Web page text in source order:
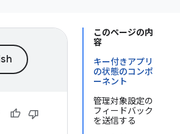
このページの内
容
キー付きアプリ
の状態のコンポ
ーネント
管理対象設定の
フィードバック
を送信する